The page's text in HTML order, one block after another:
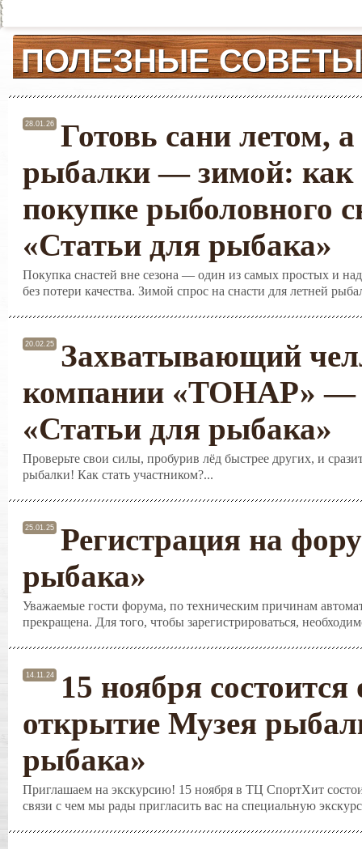
ПОЛЕЗНЫЕ СОВЕТЫ
28.01.26
Готовь сани летом,
рыбалки — зимой: как
покупке рыболовного
«Статьи для рыбака»
Покупка снастей вне сезона — один из самых простых и
без потери качества. Зимой спрос на снасти для летней
20.02.25
Захватывающий
компании «ТОНАР» —
«Статьи для рыбака»
Проверьте свои силы, пробурив лёд быстрее других, и
рыбалки! Как стать участником?...
25.01.25
Регистрация на
рыбака»
Уважаемые гости форума, по техническим причинам
прекращена. Для того, чтобы зарегистрироваться,
14.11.24
15 ноября
открытие Музея
рыбака»
Приглашаем на экскурсию! 15 ноября в ТЦ СпортХит
связи с чем мы рады пригласить вас на специальную